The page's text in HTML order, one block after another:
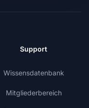
Support
Wissensdatenbank
Mitgliederbereich